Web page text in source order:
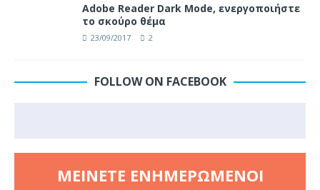
Adobe Reader Dark Mode, ενεργοποιήστε
το σκούρο θέμα
23/09/2017 2
FOLLOW ON FACEBOOK
ΜΕΊΝΕΤΕ ΕΝΗΜΕΡΩΜΈΝΟΙ